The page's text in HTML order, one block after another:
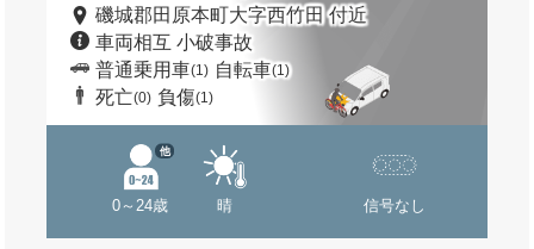
磯城郡田原本町大字西竹田 付近
車両相互 小破事故
普通乗用車(1) 自転車(1)
死亡(0) 負傷(1)
0～24歳
他
晴 信号なし